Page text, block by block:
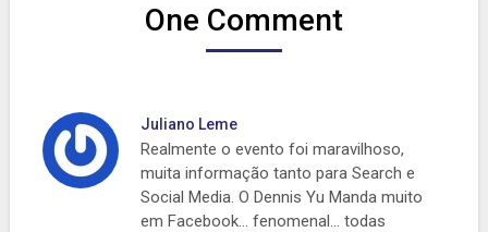
One Comment
Juliano Leme
Realmente o evento foi maravilhoso,
muita informação tanto para Search e
Social Media. O Dennis Yu Manda muito
em Facebook… fenomenal… todas